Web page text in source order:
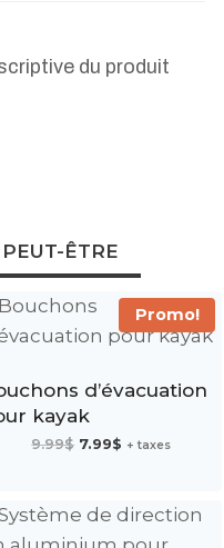
du produit
ÊTRE
Promo!
d’évacuation
kayak
9.99$ Le
prix
7.99$ Le
prix
+ taxes